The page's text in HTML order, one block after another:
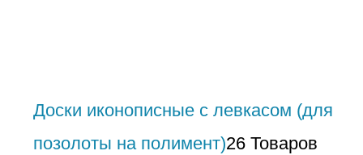
Доски иконописные с левкасом (для
позолоты на полимент)26 Товаров